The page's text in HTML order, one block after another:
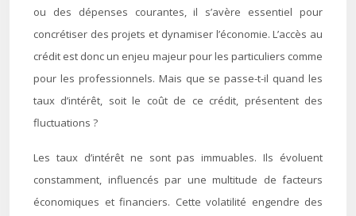
ou des dépenses courantes, il s’avère essentiel pour
concrétiser des projets et dynamiser l’économie. L’accès au
crédit est donc un enjeu majeur pour les particuliers comme
pour les professionnels. Mais que se passe-t-il quand les
taux d’intérêt, soit le coût de ce crédit, présentent des
fluctuations ?
Les taux d’intérêt ne sont pas immuables. Ils évoluent
constamment, influencés par une multitude de facteurs
économiques et financiers. Cette volatilité engendre des